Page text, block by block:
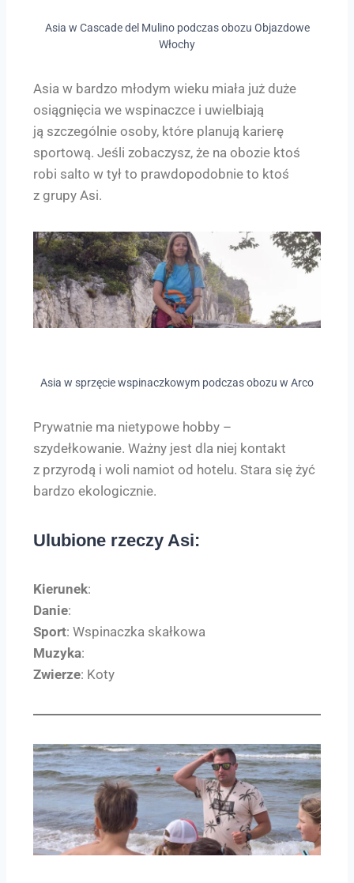
Asia w Cascade del Mulino podczas obozu Objazdowe
Włochy
Asia w bardzo młodym wieku miała już duże
osiągnięcia we wspinaczce i uwielbiają
ją szczególnie osoby, które planują karierę
sportową. Jeśli zobaczysz, że na obozie ktoś
robi salto w tył to prawdopodobnie to ktoś
z grupy Asi.
Asia w sprzęcie wspinaczkowym podczas obozu w Arco
Prywatnie ma nietypowe hobby –
szydełkowanie. Ważny jest dla niej kontakt
z przyrodą i woli namiot od hotelu. Stara się żyć
bardzo ekologicznie.
Ulubione rzeczy Asi:
Kierunek:
Danie:
Sport: Wspinaczka skałkowa
Muzyka:
Zwierze: Koty